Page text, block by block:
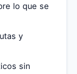
lo que se
y
sin